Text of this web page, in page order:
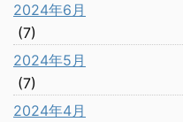
2024年6月
(7)
2024年5月
(7)
2024年4月